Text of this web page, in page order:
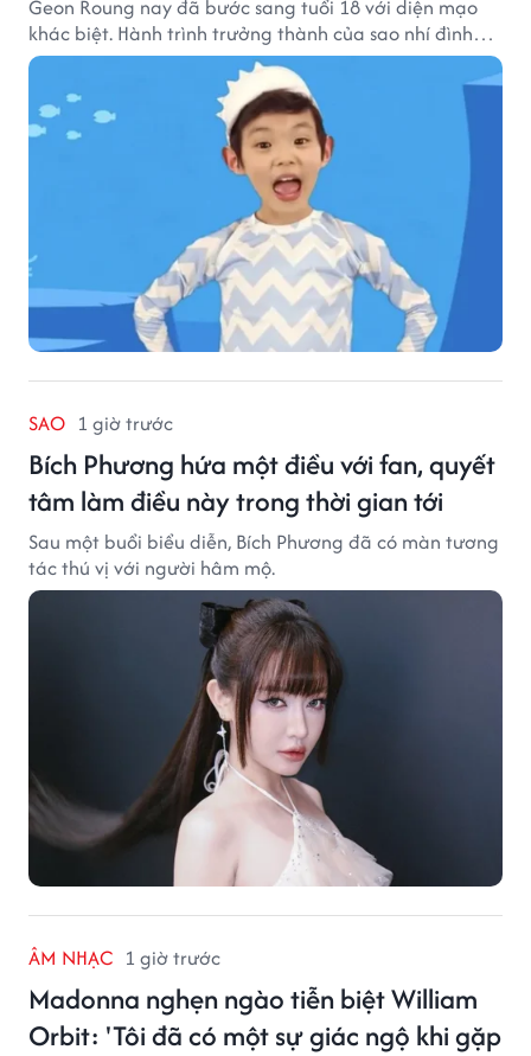
Geon Roung nay đã bước sang tuổi 18 với diện mạo
khác biệt. Hành trình trưởng thành của sao nhí đình
đám một thời đang thu hút sự quan tâm của nhiều
SAO 1 giờ trước
Bích Phương hứa một điều với fan, quyết
tâm làm điều này trong thời gian tới
Sau một buổi biểu diễn, Bích Phương đã có màn tương
tác thú vị với người hâm mộ.
ÂM NHẠC 1 giờ trước
Madonna nghẹn ngào tiễn biệt William
Orbit: 'Tôi đã có một sự giác ngộ khi gặp